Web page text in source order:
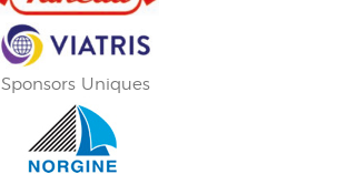
Sponsors Uniques